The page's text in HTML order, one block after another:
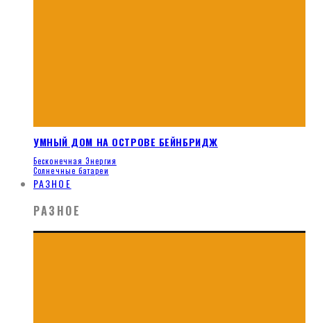
УМНЫЙ ДОМ НА ОСТРОВЕ БЕЙНБРИДЖ
Бесконечная Энергия
Солнечные батареи
РАЗНОЕ
РАЗНОЕ